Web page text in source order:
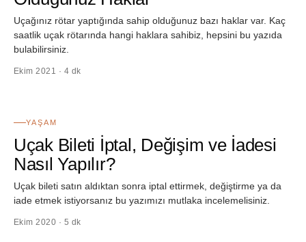
Uçağınız rötar yaptığında sahip olduğunuz bazı haklar var. Kaç
saatlik uçak rötarında hangi haklara sahibiz, hepsini bu yazıda
bulabilirsiniz.
Ekim 2021 · 4 dk
YAŞAM
Uçak Bileti İptal, Değişim ve İadesi
Nasıl Yapılır?
Uçak bileti satın aldıktan sonra iptal ettirmek, değiştirme ya da
iade etmek istiyorsanız bu yazımızı mutlaka incelemelisiniz.
Ekim 2020 · 5 dk